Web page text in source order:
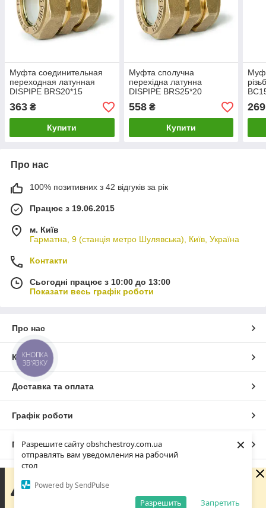
Разрешите сайту obshchestroy.com.ua
отправлять вам уведомления на рабочий
стол
Powered by SendPulse
Запретить
Разрешить
×
Муфта соединительная
переходная латунная
DISPIPE BRS20*15
363 ₴
Купити
Муфта сполучна
перехідна латунна
DISPIPE BRS25*20
558₴
Купити
269
Про нас
100% позитивних з 42 відгуків за рік
Працює з 19.06.2015
м. Київ
Гарматна, 9 (станція метро Шулявська), Київ, Україна
Контакти
Сьогодні працює з 10:00 до 13:00
Показати весь графік роботи
Про нас
Контакти
Доставка та оплата
Графік роботи
Повна версія сайту
замовлення та повідомлення, оскільки за її графіком
роботи сьогодні вихідний. Вашу заявку буде оброблено
КНОПКА
ЗВ'ЯЗКУ